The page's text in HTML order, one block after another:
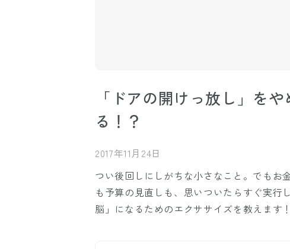
「ドアの開けっ放し」を
る！？
2017年11月24日
つい後回しにしがちな小さなこと。でもお
も予算の見直しも、思いついたらすぐ実行
脳」になるためのエクササイズを教えます！